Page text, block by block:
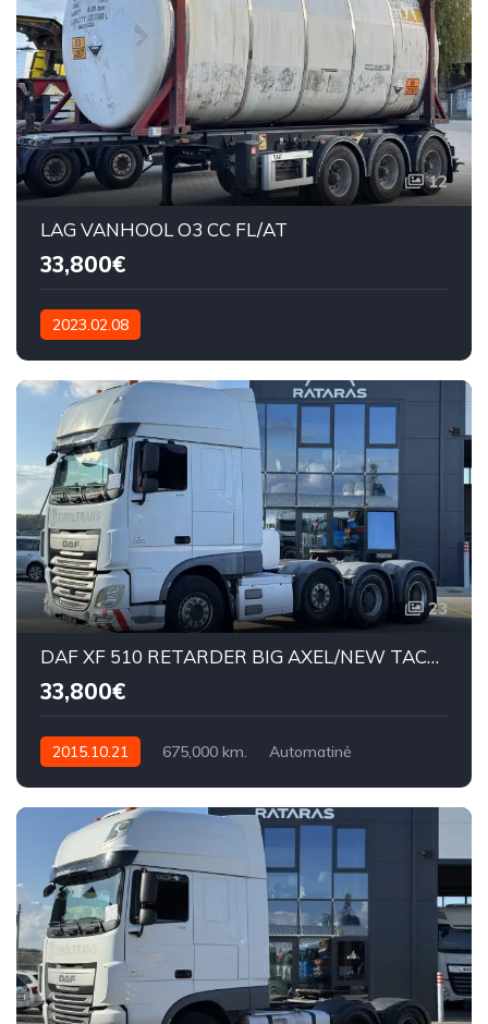
12
LAG VANHOOL O3 CC FL/AT
33,800€
2023.02.08
23
DAF XF 510 RETARDER BIG AXEL/NEW TACHO
33,800€
2015.10.21 675,000 km. Automatinė